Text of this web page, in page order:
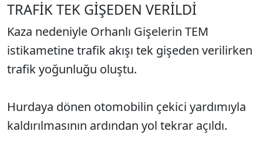
TRAFİK TEK GİŞEDEN VERİLDİ
Kaza nedeniyle Orhanlı Gişelerin TEM
istikametine trafik akışı tek gişeden verilirken
trafik yoğunluğu oluştu.
Hurdaya dönen otomobilin çekici yardımıyla
kaldırılmasının ardından yol tekrar açıldı.